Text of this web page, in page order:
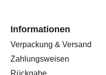
Informationen
Verpackung & Versand
Zahlungsweisen
Rückgabe